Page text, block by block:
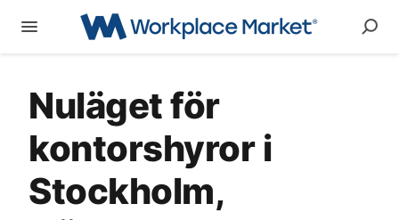
Nuläget för
kontorshyror i
Stockholm,